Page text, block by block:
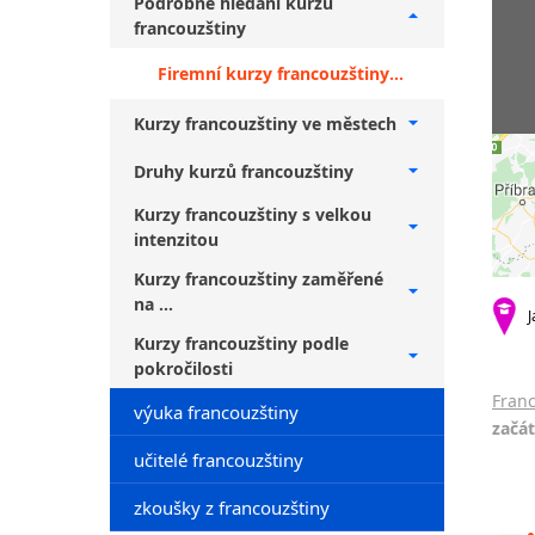
francouzštiny
Firemní kurzy francouzštiny + falešní začátečníci
Kurzy francouzštiny ve městech
Druhy kurzů francouzštiny
Kurzy francouzštiny s velkou
intenzitou
Kurzy francouzštiny zaměřené
na ...
Kurzy francouzštiny podle
pokročilosti
výuka francouzštiny
učitelé francouzštiny
zkoušky z francouzštiny